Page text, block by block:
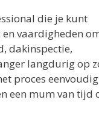
die je kunt
vaardigheden
dakinspectie,
langdurig op
proces
een mum van tijd